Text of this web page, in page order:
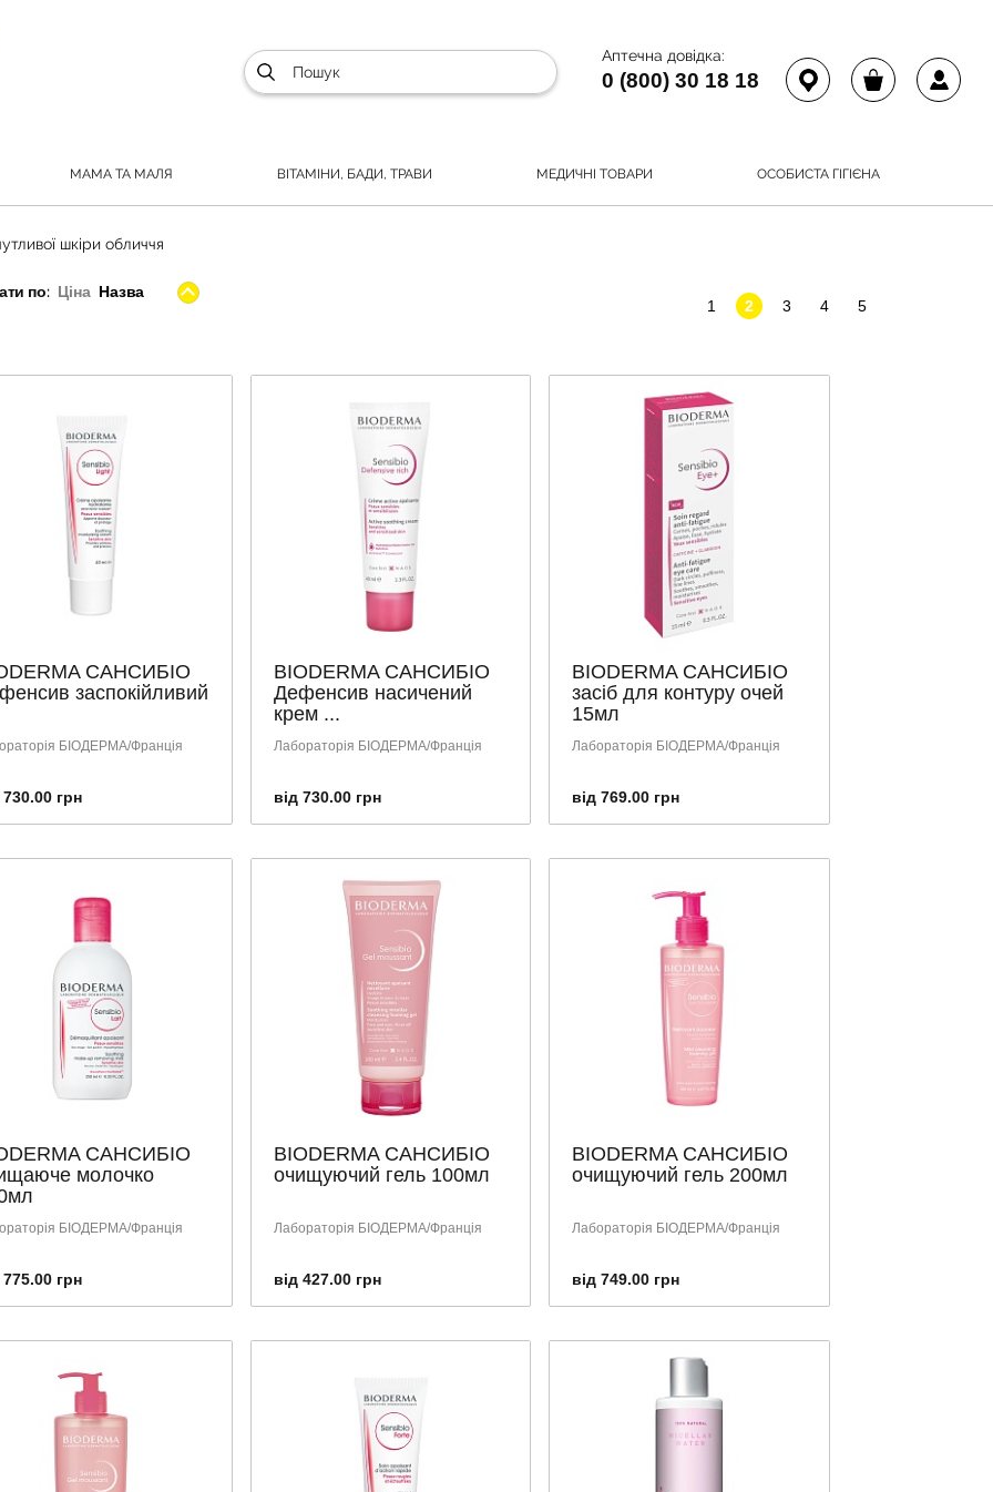
Аптечна довідка:
0 (800) 30 18 18
МАМА ТА МАЛЯ ВІТАМІНИ, БАДИ, ТРАВИ МЕДИЧНІ ТОВАРИ ОСОБИСТА ГІГІЄНА
шкіри обличчя
по: Ціна Назва
1
2 3 4 5
САНСИБІО
заспокійливий
БІОДЕРМА/Франція
730.00 грн
BIODERMA САНСИБІО
Дефенсив насичений
крем ...
Лабораторія БІОДЕРМА/Франція
від 730.00 грн
BIODERMA САНСИБІО
засіб для контуру очей
15мл
Лабораторія БІОДЕРМА/Франція
від 769.00 грн
САНСИБІО
молочко
БІОДЕРМА/Франція
775.00 грн
BIODERMA САНСИБІО
очищуючий гель 100мл
Лабораторія БІОДЕРМА/Франція
від 427.00 грн
BIODERMA САНСИБІО
очищуючий гель 200мл
Лабораторія БІОДЕРМА/Франція
від 749.00 грн